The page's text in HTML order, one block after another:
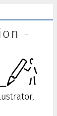
-